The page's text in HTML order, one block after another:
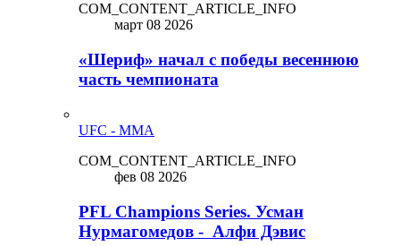
COM_CONTENT_ARTICLE_INFO
март 08 2026
«Шериф» начал с победы весеннюю
часть чемпионата
UFC - MMA
COM_CONTENT_ARTICLE_INFO
фев 08 2026
PFL Champions Series. Усман
Нурмагомедов - Алфи Дэвис